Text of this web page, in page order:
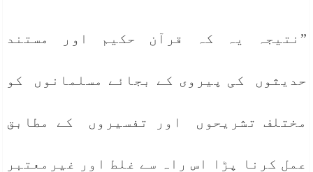
”نتیجہ یہ کہ قرآن حکیم اور مستند
حدیثوں کی پیروی کے بجائے مسلمانوں کو
مختلف تشریحوں اور تفسیروں کے مطابق
عمل کرنا پڑا اس راہ سے غلط اور غیرمعتبر